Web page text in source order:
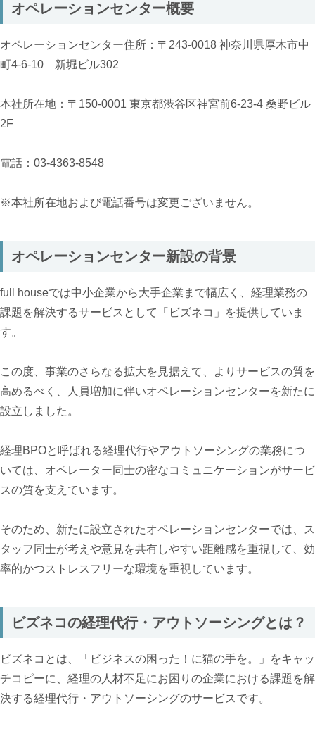
オペレーションセンター概要
オペレーションセンター住所：〒243-0018 神奈川県厚木市中
町4-6-10 新堀ビル302
本社所在地：〒150-0001 東京都渋谷区神宮前6-23-4 桑野ビル
2F
電話：03-4363-8548
※本社所在地および電話番号は変更ございません。
オペレーションセンター新設の背景
full houseでは中小企業から大手企業まで幅広く、経理業務の
課題を解決するサービスとして「ビズネコ」を提供していま
す。
この度、事業のさらなる拡大を見据えて、よりサービスの質を
高めるべく、人員増加に伴いオペレーションセンターを新たに
設立しました。
経理BPOと呼ばれる経理代行やアウトソーシングの業務につ
いては、オペレーター同士の密なコミュニケーションがサービ
スの質を支えています。
そのため、新たに設立されたオペレーションセンターでは、ス
タッフ同士が考えや意見を共有しやすい距離感を重視して、効
率的かつストレスフリーな環境を重視しています。
ビズネコの経理代行・アウトソーシングとは？
ビズネコとは、「ビジネスの困った！に猫の手を。」をキャッ
チコピーに、経理の人材不足にお困りの企業における課題を解
決する経理代行・アウトソーシングのサービスです。